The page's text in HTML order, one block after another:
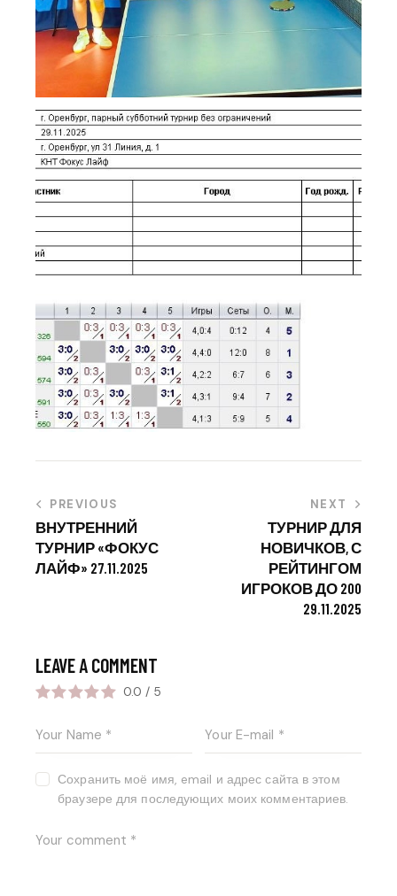
PREVIOUS
ВНУТРЕННИЙ
ТУРНИР «ФОКУС
ЛАЙФ» 27.11.2025
NEXT
ТУРНИР ДЛЯ
НОВИЧКОВ, С
РЕЙТИНГОМ
ИГРОКОВ ДО 200
29.11.2025
LEAVE A COMMENT
0.0 / 5
Сохранить моё имя, email и адрес сайта в этом
браузере для последующих моих комментариев.